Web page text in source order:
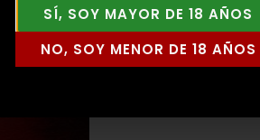
SÍ, SOY MAYOR DE 18 AÑOS
NO, SOY MENOR DE 18 AÑOS